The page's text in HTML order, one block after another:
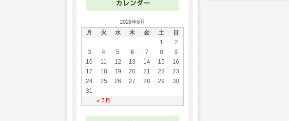
2026年8月
月 火 水 木 金 土 日
« 7月
1
2
3
4 5 6 7 8
9
10
11 12 13 14 15
16
17
18 19 20 21 22
23
24
25 26 27 28 29
30
31